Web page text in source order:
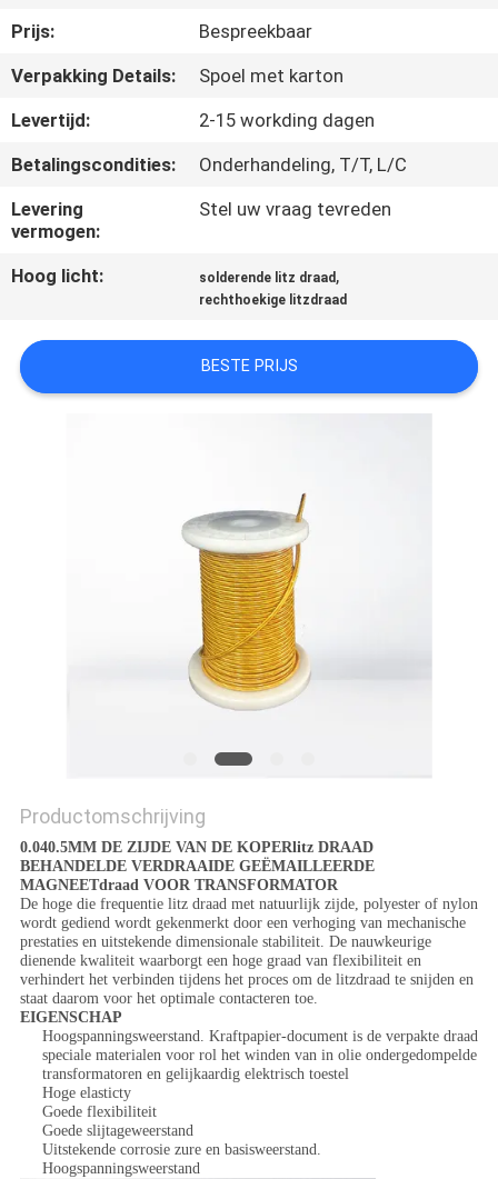
ONS
NIEUWS
OM EEN
CITAAT
SITEMAP
PRIVACY
Prijs:
Bespreekbaar
Verpakking Details:
Spoel met karton
Levertijd:
2-15 workding dagen
Betalingscondities:
Onderhandeling, T/T, L/C
Levering
vermogen:
Stel uw vraag tevreden
Hoog licht: solderende litz draad ,
rechthoekige litzdraad
BESTE PRIJS
Productomschrijving
0.040.5MM DE ZIJDE VAN DE KOPERlitz DRAAD
BEHANDELDE VERDRAAIDE GEËMAILLEERDE
MAGNEETdraad VOOR TRANSFORMATOR
De hoge die frequentie litz draad met natuurlijk zijde, polyester of nylon
wordt gediend wordt gekenmerkt door een verhoging van mechanische
prestaties en uitstekende dimensionale stabiliteit. De nauwkeurige
dienende kwaliteit waarborgt een hoge graad van flexibiliteit en
verhindert het verbinden tijdens het proces om de litzdraad te snijden en
staat daarom voor het optimale contacteren toe.
EIGENSCHAP
Hoogspanningsweerstand. Kraftpapier-document is de verpakte draad
speciale materialen voor rol het winden van in olie ondergedompelde
transformatoren en gelijkaardig elektrisch toestel
Hoge elasticty
Goede flexibiliteit
Goede slijtageweerstand
Uitstekende corrosie zure en basisweerstand.
Hoogspanningsweerstand